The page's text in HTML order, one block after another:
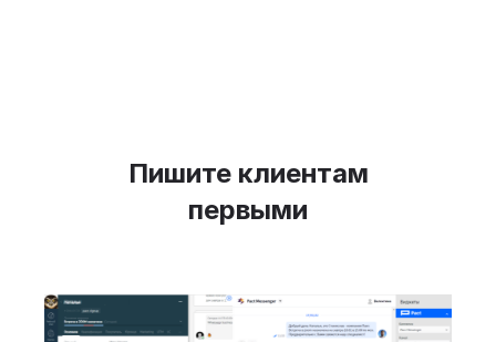
Пишите клиентам
первыми